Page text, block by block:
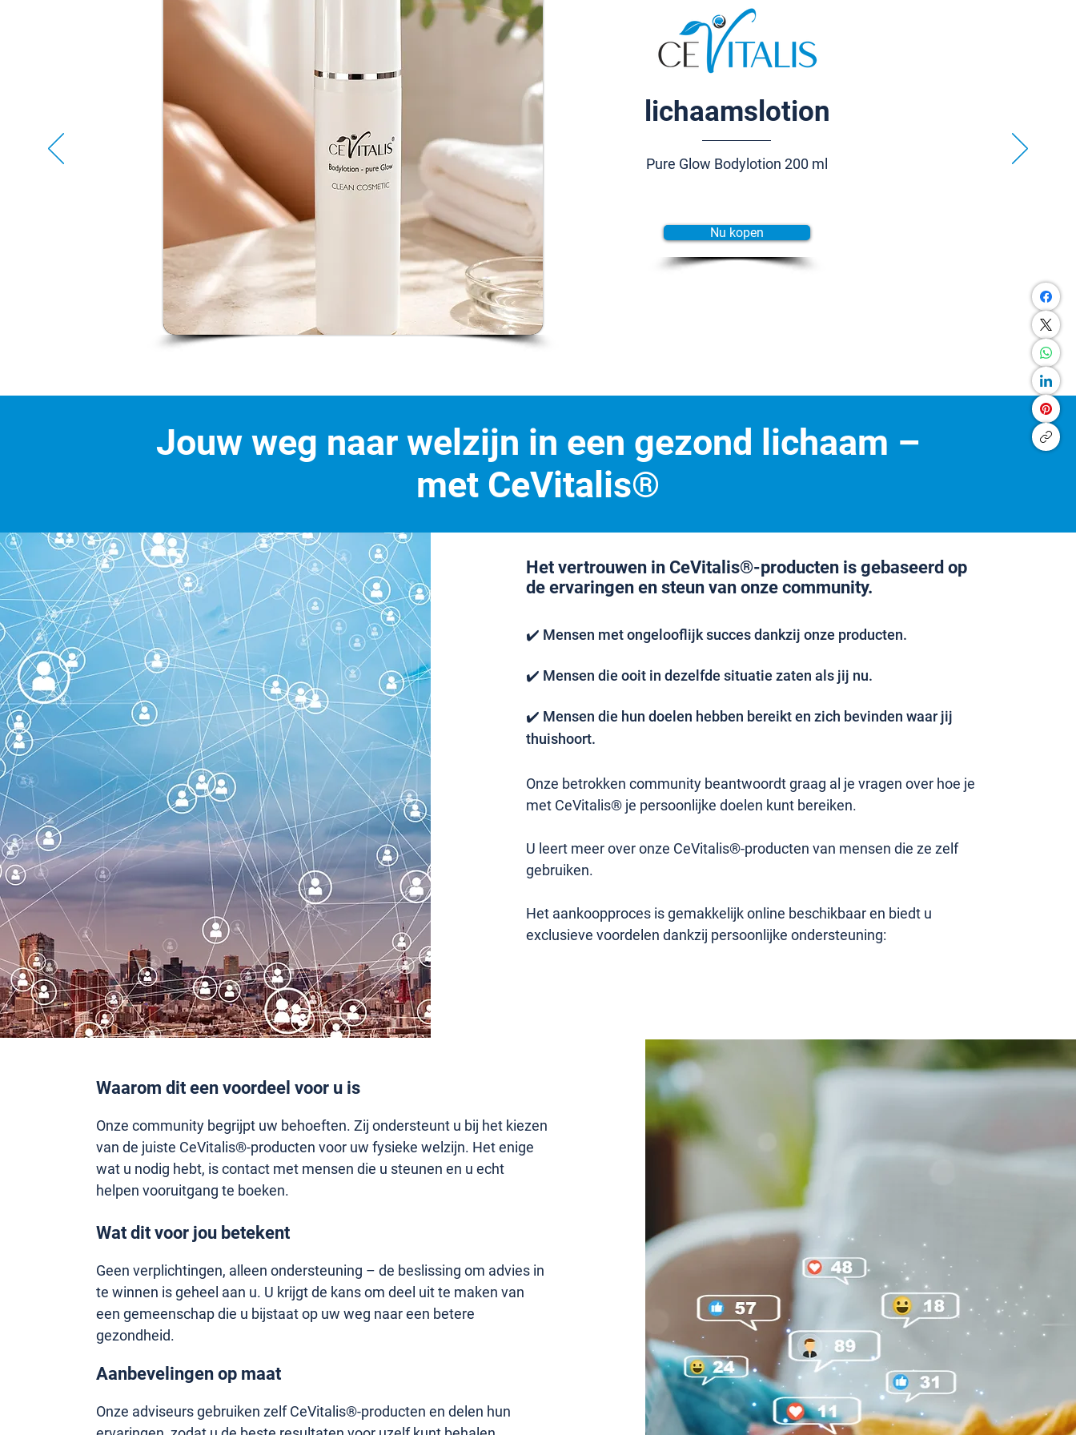
lichaamslotion
Pure Glow Bodylotion 200 ml
Nu kopen
Jouw weg naar welzijn in een gezond lichaam –
met CeVitalis®
Het vertrouwen in CeVitalis®-producten is gebaseerd op
de ervaringen en steun van onze community.
✔️ Mensen met ongelooflijk succes dankzij onze producten.
✔️ Mensen die ooit in dezelfde situatie zaten als jij nu.
✔️ Mensen die hun doelen hebben bereikt en zich bevinden waar jij
thuishoort.
Onze betrokken community beantwoordt graag al je vragen over hoe je
met CeVitalis® je persoonlijke doelen kunt bereiken.
U leert meer over onze CeVitalis®-producten van mensen die ze zelf
gebruiken.
Het aankoopproces is gemakkelijk online beschikbaar en biedt u
exclusieve voordelen dankzij persoonlijke ondersteuning:
Waarom dit een voordeel voor u is
Onze community begrijpt uw behoeften. Zij ondersteunt u bij het kiezen
van de juiste CeVitalis®-producten voor uw fysieke welzijn. Het enige
wat u nodig hebt, is contact met mensen die u steunen en u echt
helpen vooruitgang te boeken.
Wat dit voor jou betekent
Geen verplichtingen, alleen ondersteuning – de beslissing om advies in
te winnen is geheel aan u. U krijgt de kans om deel uit te maken van
een gemeenschap die u bijstaat op uw weg naar een betere
gezondheid.
Aanbevelingen op maat
Onze adviseurs gebruiken zelf CeVitalis®-producten en delen hun